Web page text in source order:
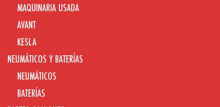
MAQUINARIA USADA
AVANT
KESLA
NEUMÁTICOS Y BATERÍAS
NEUMÁTICOS
BATERÍAS